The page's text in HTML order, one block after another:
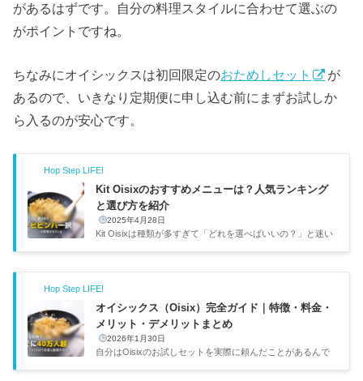
があるはずです。自分の料理スタイルに合わせて選ぶの
がポイントですね。
ちなみにオイシックスは初回限定のおためしセット
が
あるので、いきなり定期便に申し込む前にまずお試しか
ら入るのが安心です。
Hop Step LIFE!
Kit Oisixのおすすめメニューは？人気ランキング
と選び方を紹介
2025年4月28日
Kit Oisixは種類が多すぎて「どれを選べばいいの？」と迷い
のポイントをまとめてみました。カテゴリ代表メニュー調理
時間おすすめな人定番おかずビビンバ・肉じゃが20分迷った
らまずここから。家族向け超時短（超ラクKit）レンジ・湯煎
系10分忙しい日の救世主。包丁不要シェフ監修賛否両論・笠
原シェフコラボ20〜30分本格派。週末のちょっと贅沢な食
卓に子ども向けキッズOK表示メニュー15〜20分子どもが食
べやすい味付...
Hop Step LIFE!
オイシックス（Oisix）完全ガイド｜特徴・料金・
メリット・デメリットまとめ
2026年1月30日
自分はOisixのお試しセットを実際に頼んだことがあるんで